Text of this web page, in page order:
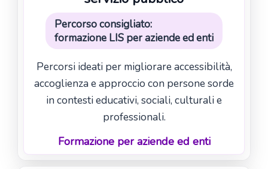
Percorso consigliato:
formazione LIS per aziende ed enti
Percorsi ideati per migliorare accessibilità,
accoglienza e approccio con persone sorde
in contesti educativi, sociali, culturali e
professionali.
Formazione per aziende ed enti